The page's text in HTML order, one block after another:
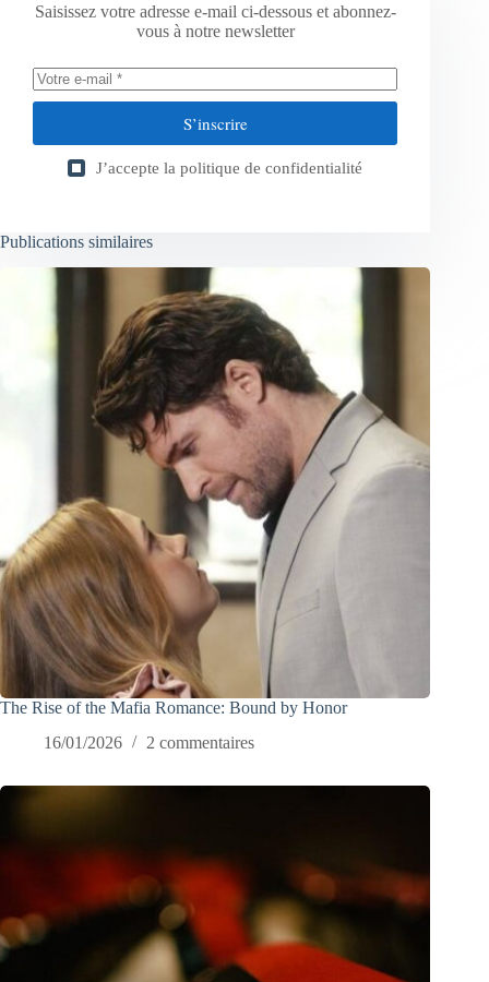
Saisissez votre adresse e-mail ci-dessous et abonnez-
vous à notre newsletter
S’inscrire
J’accepte la politique de confidentialité
Publications similaires
The Rise of the Mafia Romance: Bound by Honor
16/01/2026
2 commentaires